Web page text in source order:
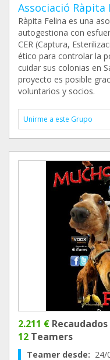
Associació Ràpita
Ràpita Felina es una
autogestiona con
CER (Captura,
ético para controlar la
cuidar sus colonias en
proyecto es posible
voluntarios y socios.
Unirme a este Grupo
2.211 € Recaudados
12 Teamers
Teamer desde: 24/